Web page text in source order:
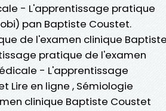
- L'apprentissage pratique
pan Baptiste Coustet.
de l'examen clinique Baptiste
pratique de l'examen
- L'apprentissage
Lire en ligne , Sémiologie
clinique Baptiste Coustet